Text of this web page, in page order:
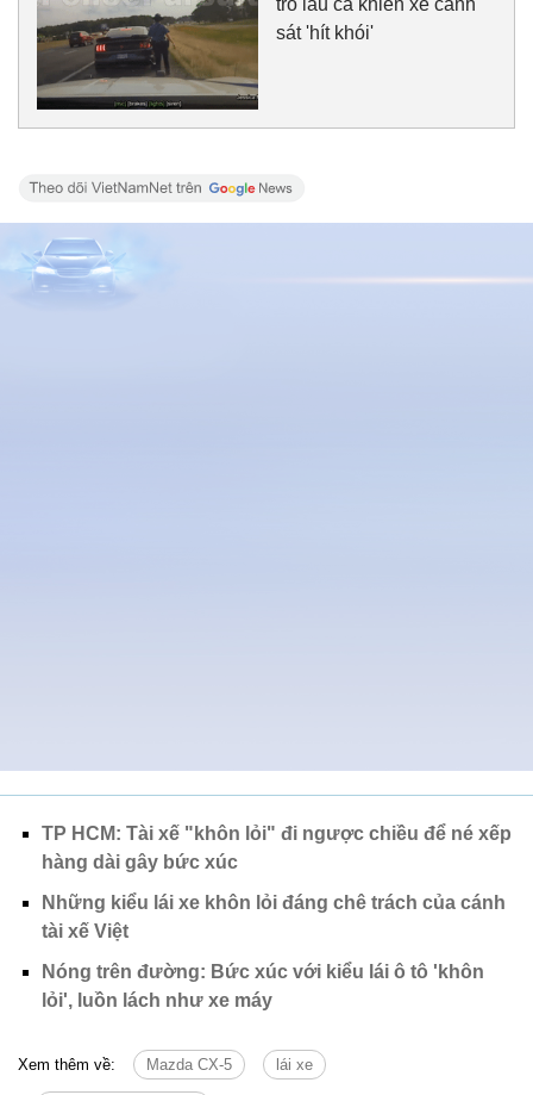
trò láu cá khiến xe cảnh
sát 'hít khói'
TP HCM: Tài xế "khôn lỏi" đi ngược chiều để né xếp
hàng dài gây bức xúc
Những kiểu lái xe khôn lỏi đáng chê trách của cánh
tài xế Việt
Nóng trên đường: Bức xúc với kiểu lái ô tô 'khôn
lỏi', luồn lách như xe máy
Xem thêm về: Mazda CX-5 lái xe